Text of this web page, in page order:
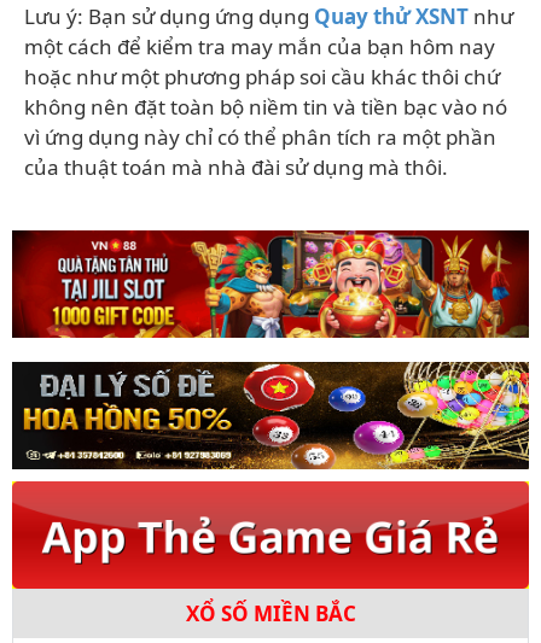
Lưu ý: Bạn sử dụng ứng dụng Quay thử XSNT như
một cách để kiểm tra may mắn của bạn hôm nay
hoặc như một phương pháp soi cầu khác thôi chứ
không nên đặt toàn bộ niềm tin và tiền bạc vào nó
vì ứng dụng này chỉ có thể phân tích ra một phần
của thuật toán mà nhà đài sử dụng mà thôi.
XỔ SỐ MIỀN BẮC